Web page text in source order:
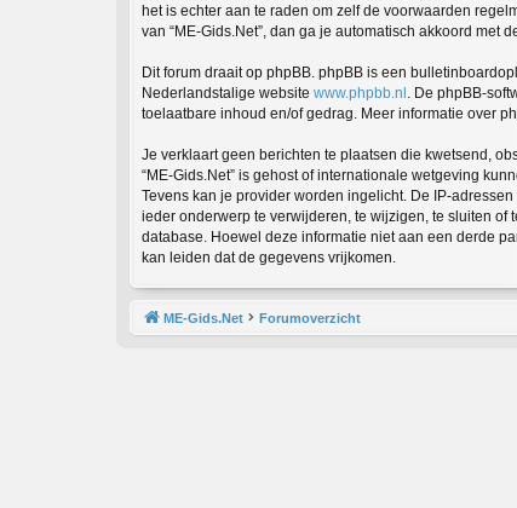
het is echter aan te raden om zelf de voorwaarden
van “ME-Gids.Net”, dan ga je automatisch akkoord met
Dit forum draait op phpBB. phpBB is een
Nederlandstalige website www.phpbb.nl . De phpBB-
toelaatbare inhoud en/of gedrag. Meer informatie over
Je verklaart geen berichten te plaatsen die kwetsend,
“ME-Gids.Net” is gehost of internationale wetgeving
Tevens kan je provider worden ingelicht. De IP-
ieder onderwerp te verwijderen, te wijzigen, te sluiten
database. Hoewel deze informatie niet aan een derde
kan leiden dat de gegevens vrijkomen.
ME-Gids.Net Forumoverzicht